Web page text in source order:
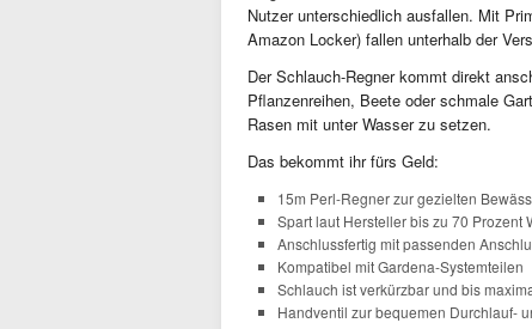
Nutzer unterschiedlich ausfallen. Mit
Amazon Locker) fallen unterhalb der
Der Schlauch-Regner kommt direkt
Pflanzenreihen, Beete oder schmale
Rasen mit unter Wasser zu setzen.
Das bekommt ihr fürs Geld:
15m Perl-Regner zur gezielten
Spart laut Hersteller bis zu 70 Prozent
Anschlussfertig mit passenden
Kompatibel mit Gardena-Systemteilen
Schlauch ist verkürzbar und bis
Handventil zur bequemen Durchlauf-